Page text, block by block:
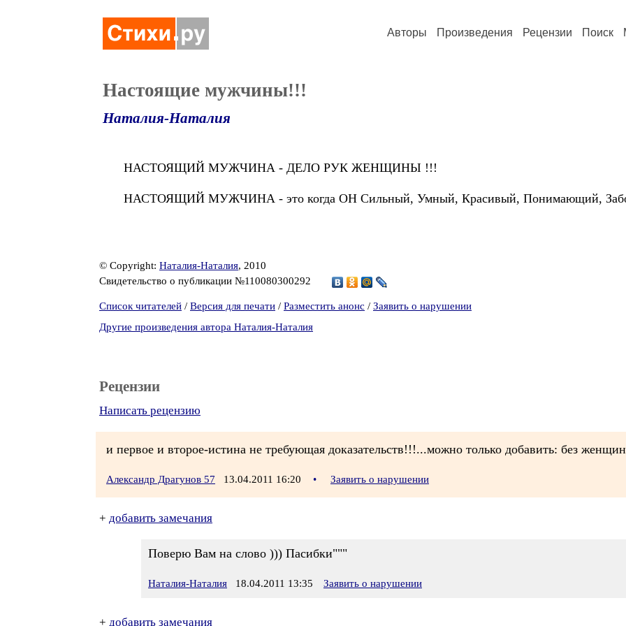
Авторы Произведения Рецензии Поиск
Настоящие мужчины!!!
Наталия-Наталия
НАСТОЯЩИЙ МУЖЧИНА - ДЕЛО РУК ЖЕНЩИНЫ !!!
НАСТОЯЩИЙ МУЖЧИНА - это когда ОН Сильный, Умный, Красивый, Понимающий,
© Copyright: Наталия-Наталия, 2010
Свидетельство о публикации №110080300292
Список читателей / Версия для печати / Разместить анонс / Заявить о нарушении
Другие произведения автора Наталия-Наталия
Рецензии
Написать рецензию
и первое и второе-истина не требующая доказательств!!!...можно только добавить: без
Александр Драгунов 57 13.04.2011 16:20 • Заявить о нарушении
+ добавить замечания
Поверю Вам на слово ))) Пасибки"""
Наталия-Наталия 18.04.2011 13:35 Заявить о нарушении
+ добавить замечания